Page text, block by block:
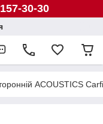
30-30
ACOUSTICS